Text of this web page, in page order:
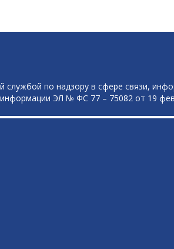
по надзору в сфере связи,
ЭЛ № ФС 77 – 75082 от 19